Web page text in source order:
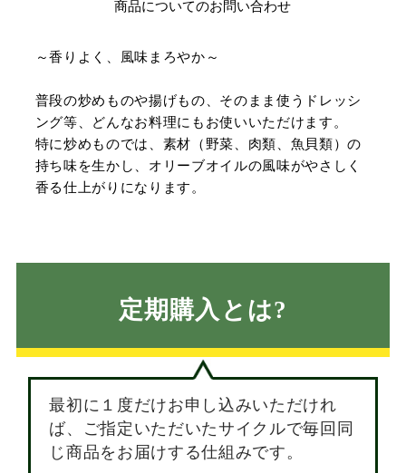
商品についてのお問い合わせ
～香りよく、風味まろやか～
普段の炒めものや揚げもの、そのまま使うドレッシ
ング等、どんなお料理にもお使いいただけます。
特に炒めものでは、素材（野菜、肉類、魚貝類）の
持ち味を生かし、オリーブオイルの風味がやさしく
香る仕上がりになります。
定期購入とは?
最初に１度だけお申し込みいただけれ
ば、ご指定いただいたサイクルで毎回同
じ商品をお届けする仕組みです。